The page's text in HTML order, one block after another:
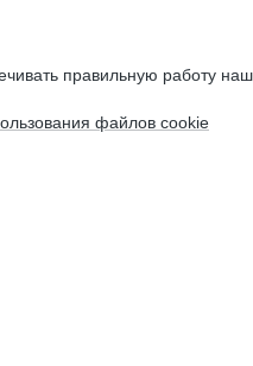
правильную работу
файлов cookie